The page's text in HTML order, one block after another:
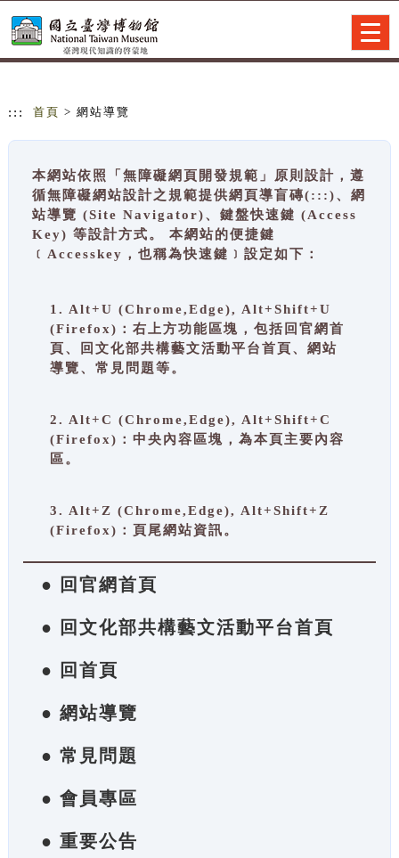
::: 首頁 > 網站導覽
本網站依照「無障礙網頁開發規範」原則設計，遵
循無障礙網站設計之規範提供網頁導盲磚(:::)、網
站導覽 (Site Navigator)、鍵盤快速鍵 (Access
Key) 等設計方式。 本網站的便捷鍵
﹝Accesskey，也稱為快速鍵﹞設定如下：
1. Alt+U (Chrome,Edge), Alt+Shift+U
(Firefox)：右上方功能區塊，包括回官網首
頁、回文化部共構藝文活動平台首頁、網站
導覽、常見問題等。
2. Alt+C (Chrome,Edge), Alt+Shift+C
(Firefox)：中央內容區塊，為本頁主要內容
區。
3. Alt+Z (Chrome,Edge), Alt+Shift+Z
(Firefox)：頁尾網站資訊。
● 回官網首頁
● 回文化部共構藝文活動平台首頁
● 回首頁
● 網站導覽
● 常見問題
● 會員專區
● 重要公告